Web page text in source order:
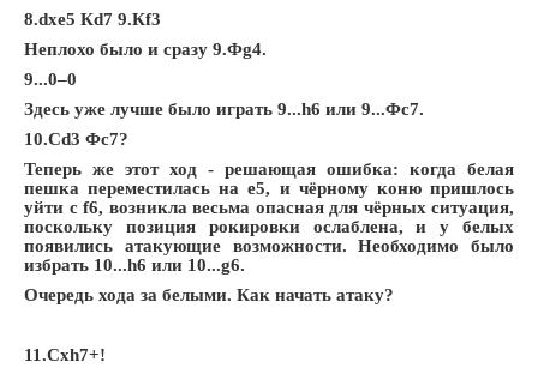
8.dxe5 Кd7 9.Кf3
Неплохо было и сразу 9.Фg4.
9...0–0
Здесь уже лучше было играть 9...h6 или 9...Фc7.
10.Сd3 Фc7?
Теперь же этот ход - решающая ошибка: когда белая
пешка переместилась на е5, и чёрному коню пришлось
уйти с f6, возникла весьма опасная для чёрных ситуация,
поскольку позиция рокировки ослаблена, и у белых
появились атакующие возможности. Необходимо было
избрать 10...h6 или 10...g6.
Очередь хода за белыми. Как начать атаку?
11.Сxh7+!